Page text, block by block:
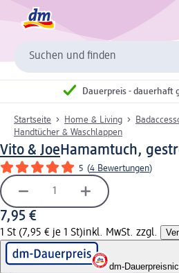
Suchen und finden
Dauerpreis - dauerhaft
Startseite Home & Living
Handtücher & Waschlappen
Vito & Joe Hamamtuch,
5 (4 Bewertungen)
7,95 €
1 St (7,95 € je 1 St)inkl. MwSt. zzgl.
dm-Dauerpreis